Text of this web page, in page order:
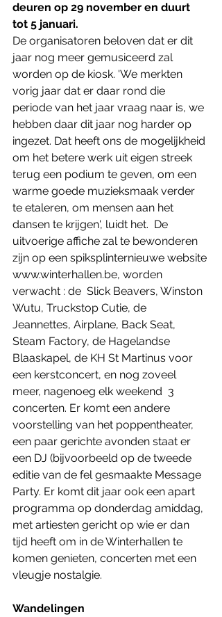
deuren op 29 november en duurt
tot 5 januari.
De organisatoren beloven dat er dit
jaar nog meer gemusiceerd zal
worden op de kiosk. 'We merkten
vorig jaar dat er daar rond die
periode van het jaar vraag naar is, we
hebben daar dit jaar nog harder op
ingezet. Dat heeft ons de mogelijkheid
om het betere werk uit eigen streek
terug een podium te geven, om een
warme goede muzieksmaak verder
te etaleren, om mensen aan het
dansen te krijgen', luidt het.  De
uitvoerige affiche zal te bewonderen
zijn op een spiksplinternieuwe website
www.winterhallen.be, worden
verwacht : de  Slick Beavers, Winston
Wutu, Truckstop Cutie, de
Jeannettes, Airplane, Back Seat,
Steam Factory, de Hagelandse
Blaaskapel, de KH St Martinus voor
een kerstconcert, en nog zoveel
meer, nagenoeg elk weekend  3
concerten. Er komt een andere
voorstelling van het poppentheater,
een paar gerichte avonden staat er
een DJ (bijvoorbeeld op de tweede
editie van de fel gesmaakte Message
Party. Er komt dit jaar ook een apart
programma op donderdag amiddag,
met artiesten gericht op wie er dan
tijd heeft om in de Winterhallen te
komen genieten, concerten met een
vleugje nostalgie.
Wandelingen